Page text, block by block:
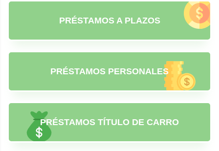
PRÉSTAMOS A PLAZOS
PRÉSTAMOS PERSONALES
PRÉSTAMOS TÍTULO DE CARRO